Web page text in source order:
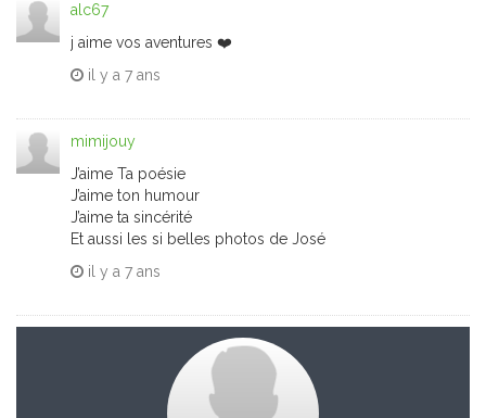
alc67
j aime vos aventures ❤️
il y a 7 ans
mimijouy
J’aime Ta poésie
J’aime ton humour
J’aime ta sincérité
Et aussi les si belles photos de José
il y a 7 ans